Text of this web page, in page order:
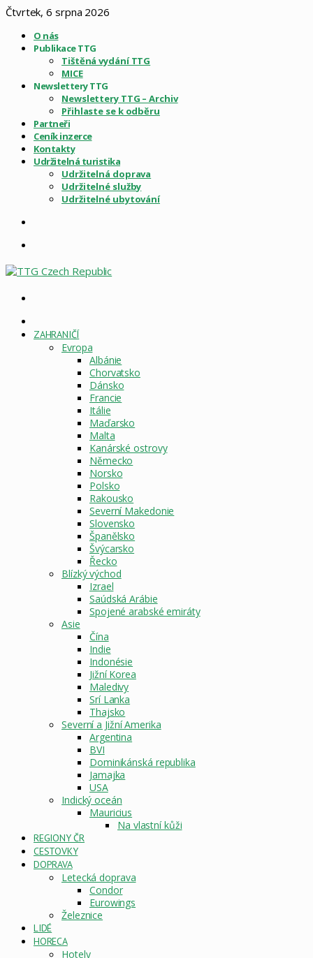
Čtvrtek, 6 srpna 2026
O nás
Publikace TTG
Tištěná vydání TTG
MICE
Newslettery TTG
Newslettery TTG – Archiv
Přihlaste se k odběru
Partneři
Ceník inzerce
Kontakty
Udržitelná turistika
Udržitelná doprava
Udržitelné služby
Udržitelné ubytování
STRÁNKA
ZAHRANIČÍ
Evropa
Albánie
Chorvatsko
Dánsko
Francie
Itálie
Maďarsko
Malta
Kanárské ostrovy
Německo
Norsko
Polsko
Rakousko
Severní Makedonie
Slovensko
Španělsko
Švýcarsko
Řecko
Blízký východ
Izrael
Saúdská Arábie
Spojené arabské emiráty
Asie
Čína
Indie
Indonésie
Jižní Korea
Maledivy
Srí Lanka
Thajsko
Severní a Jižní Amerika
Argentina
BVI
Dominikánská republika
Jamajka
USA
Indický oceán
Mauricius
Na vlastní kůži
REGIONY ČR
CESTOVKY
DOPRAVA
Letecká doprava
Condor
Eurowings
Železnice
LIDÉ
HORECA
Hotely